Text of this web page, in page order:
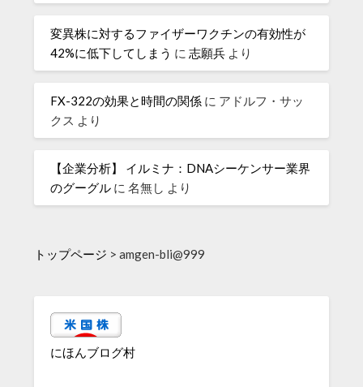
変異株に対するファイザーワクチンの有効性が
42%に低下してしまう に志願兵 より
FX-322の効果と時間の関係 に アドルフ・サッ
クス より
【企業分析】 イルミナ：DNAシーケンサー業界
のグーグル に名無し より
トップページ >amgen-bli@999
にほんブログ村